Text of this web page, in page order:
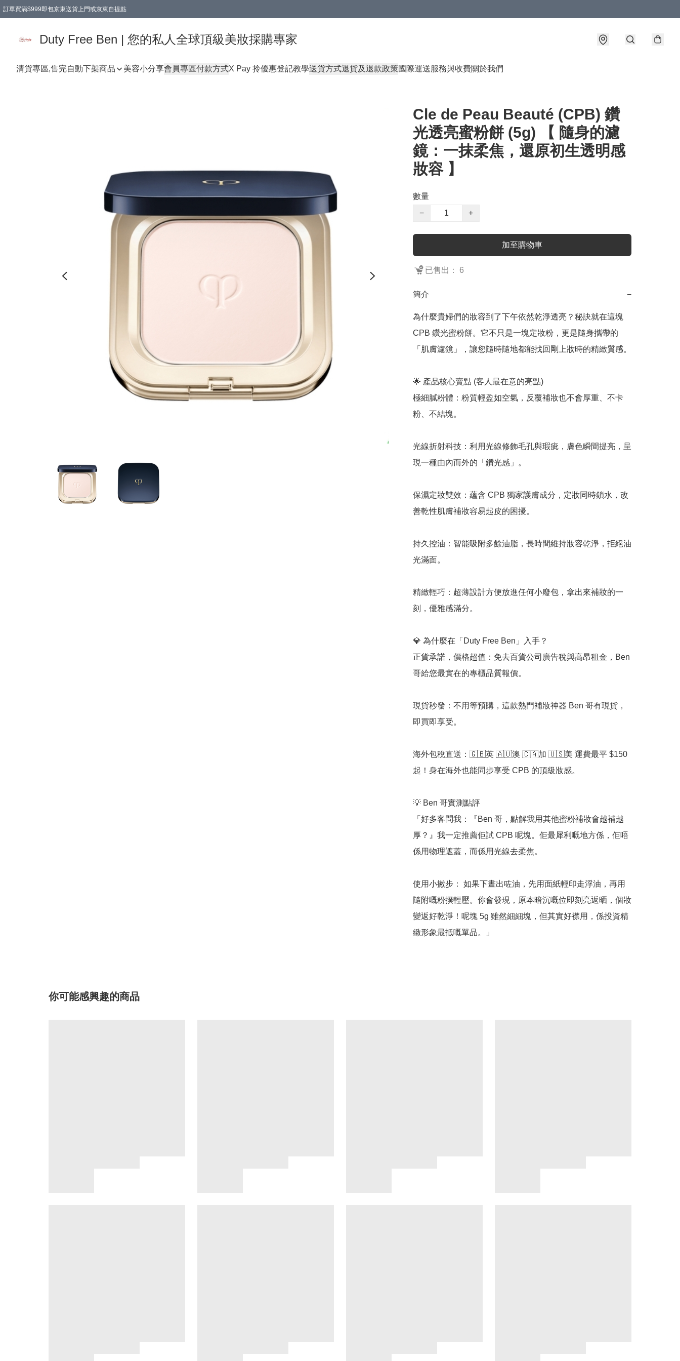
訂單買滿$999即包京東送貨上門或京東自提點
Duty Free Ben | 您的私人全球頂級美妝採購專家
清貨專區,售完自動下架商品 美容小分享會員專區付款方式X Pay 拎優惠登記教學送貨方式退貨及退款政策國際運送服務與收費關於我們
Cle de Peau Beauté (CPB) 鑽
光透亮蜜粉餅 (5g) 【 隨身的濾
鏡：一抹柔焦，還原初生透明感
妝容 】
數量
−
+
加至購物車
已售出： 6
簡介 −
為什麼貴婦們的妝容到了下午依然乾淨透亮？秘訣就在這塊
CPB 鑽光蜜粉餅。它不只是一塊定妝粉，更是隨身攜帶的
「肌膚濾鏡」，讓您隨時隨地都能找回剛上妝時的精緻質感。
🌟 產品核心賣點 (客人最在意的亮點)
極細膩粉體：粉質輕盈如空氣，反覆補妝也不會厚重、不卡
粉、不結塊。
光線折射科技：利用光線修飾毛孔與瑕疵，膚色瞬間提亮，呈
現一種由內而外的「鑽光感」。
保濕定妝雙效：蘊含 CPB 獨家護膚成分，定妝同時鎖水，改
善乾性肌膚補妝容易起皮的困擾。
持久控油：智能吸附多餘油脂，長時間維持妝容乾淨，拒絕油
光滿面。
精緻輕巧：超薄設計方便放進任何小廢包，拿出來補妝的一
刻，優雅感滿分。
💎 為什麼在「Duty Free Ben」入手？
正貨承諾，價格超值：免去百貨公司廣告稅與高昂租金，Ben
哥給您最實在的專櫃品質報價。
現貨秒發：不用等預購，這款熱門補妝神器 Ben 哥有現貨，
即買即享受。
海外包稅直送：🇬🇧英 🇦🇺澳 🇨🇦加 🇺🇸美 運費最平 $150
起！身在海外也能同步享受 CPB 的頂級妝感。
💡 Ben 哥實測點評
「好多客問我：『Ben 哥，點解我用其他蜜粉補妝會越補越
厚？』我一定推薦佢試 CPB 呢塊。佢最犀利嘅地方係，佢唔
係用物理遮蓋，而係用光線去柔焦。
使用小撇步： 如果下晝出咗油，先用面紙輕印走浮油，再用
隨附嘅粉撲輕壓。你會發現，原本暗沉嘅位即刻亮返晒，個妝
變返好乾淨！呢塊 5g 雖然細細塊，但其實好襟用，係投資精
你可能感興趣的商品